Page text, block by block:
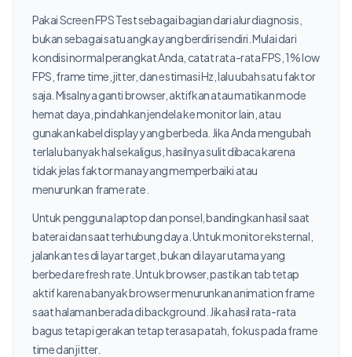
Pakai Screen FPS Test sebagai bagian dari alur diagnosis,
bukan sebagai satu angka yang berdiri sendiri. Mulai dari
kondisi normal perangkat Anda, catat rata-rata FPS, 1% low
FPS, frame time, jitter, dan estimasi Hz, lalu ubah satu faktor
saja. Misalnya ganti browser, aktifkan atau matikan mode
hemat daya, pindahkan jendela ke monitor lain, atau
gunakan kabel display yang berbeda. Jika Anda mengubah
terlalu banyak hal sekaligus, hasilnya sulit dibaca karena
tidak jelas faktor mana yang memperbaiki atau
menurunkan frame rate.
Untuk pengguna laptop dan ponsel, bandingkan hasil saat
baterai dan saat terhubung daya. Untuk monitor eksternal,
jalankan tes di layar target, bukan di layar utama yang
berbeda refresh rate. Untuk browser, pastikan tab tetap
aktif karena banyak browser menurunkan animation frame
saat halaman berada di background. Jika hasil rata-rata
bagus tetapi gerakan tetap terasa patah, fokus pada frame
time dan jitter.